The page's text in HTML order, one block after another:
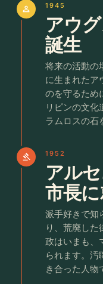
person 1945
アウ
誕生
将来の活動の
に生まれたア
のを守るため
リピンの文化
ラムロスの石
gavel 1952
アル
市長
派手好きで知
り、荒廃し
政はいまも、
られます。汚
き合った人物